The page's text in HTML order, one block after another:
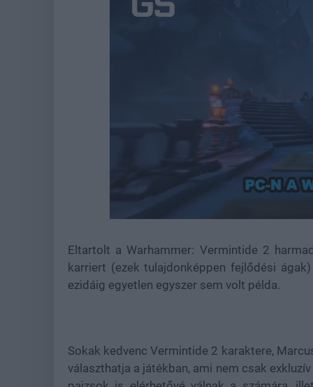
Eltartolt a Warhammer: Vermintide 2
karriert (ezek tulajdonképpen fejlődési
ezidáig egyetlen egyszer sem volt példa.
Sokak kedvenc Vermintide 2 karaktere,
választhatja a játékban, ami nem csak